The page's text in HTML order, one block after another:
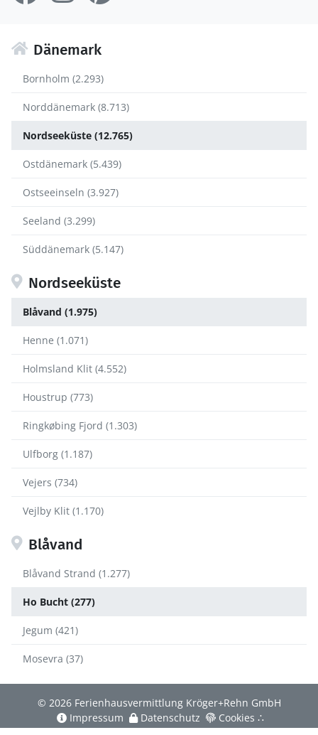
Dänemark
Bornholm (2.293)
Norddänemark (8.713)
Nordseeküste (12.765)
Ostdänemark (5.439)
Ostseeinseln (3.927)
Seeland (3.299)
Süddänemark (5.147)
Nordseeküste
Blåvand (1.975)
Henne (1.071)
Holmsland Klit (4.552)
Houstrup (773)
Ringkøbing Fjord (1.303)
Ulfborg (1.187)
Vejers (734)
Vejlby Klit (1.170)
Blåvand
Blåvand Strand (1.277)
Ho Bucht (277)
Jegum (421)
Mosevra (37)
© 2026 Ferienhausvermittlung Kröger+Rehn GmbH
Impressum
Datenschutz Cookies ∴